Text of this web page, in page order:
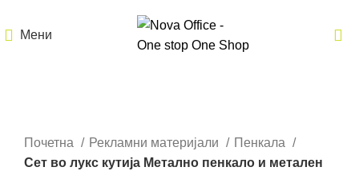
Мени
Почетна
Рекламни материјали
Пенкала
Сет во лукс кутија Метално пенкало и метален